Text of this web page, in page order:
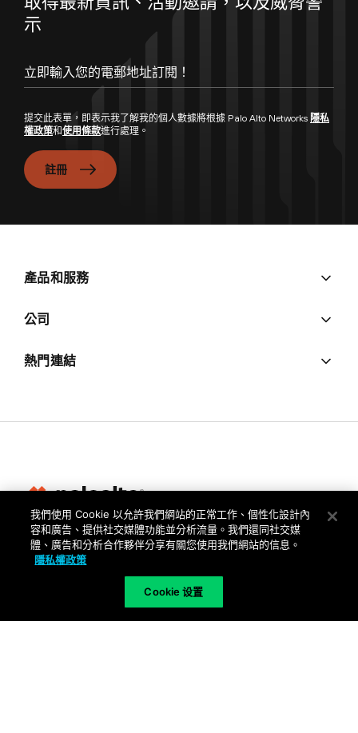
示
提交此表單，即表示我了解我的個人數據將根據 Palo Alto Networks 隱私
權政策和使用條款進行處理。
註冊
產品和服務
公司
熱門連結
隱私權
信任中心
我們使用 Cookie 以允許我們網站的正常工作、個性化設計內
容和廣告、提供社交媒體功能並分析流量。我們還同社交媒
體、廣告和分析合作夥伴分享有關您使用我們網站的信息。
隱私權政策
Cookie 设置